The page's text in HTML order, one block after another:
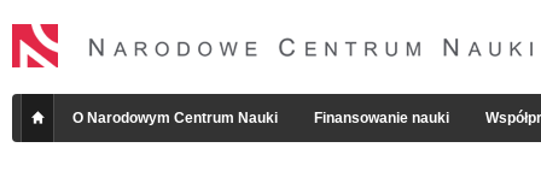
O Narodowym Centrum Nauki Finansowanie nauki